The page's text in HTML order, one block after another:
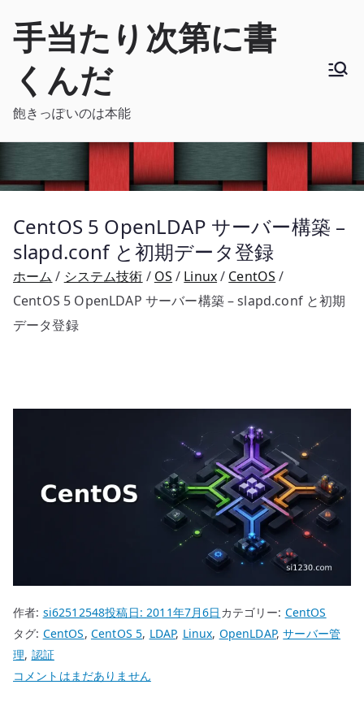
手当たり次第に書
くんだ
飽きっぽいのは本能
CentOS 5 OpenLDAP サーバー構築 –
slapd.conf と初期データ登録
ホーム システム技術 OS Linux
CentOS
CentOS 5 OpenLDAP サーバー構築 – slapd.conf と初期
データ登録
作者: si62512548投稿日:2011年7月6日 カテゴリー: CentOS
タグ: CentOS, CentOS 5, LDAP, Linux, OpenLDAP,サーバー管
理, 認証
CentOS
コメントはまだありません